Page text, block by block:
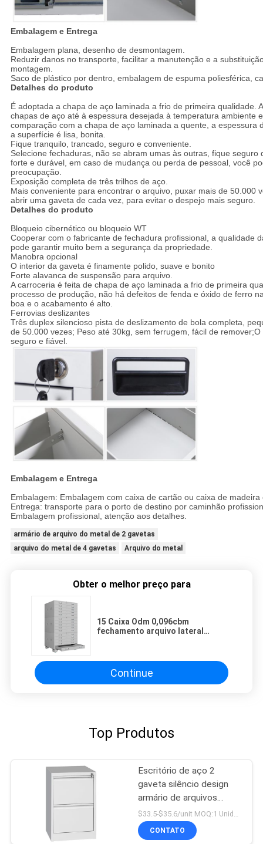
Embalagem e Entrega
Embalagem plana, desenho de desmontagem.
Reduzir danos no transporte, facilitar a manutenção e a
montagem.
Saco de plástico por dentro, embalagem de espuma poliesférica,
Detalhes do produto
É adoptada a chapa de aço laminada a frio de primeira qualidade.
chapas de aço até à espessura desejada à temperatura ambiente
comparação com a chapa de aço laminada a quente, a espessura
a superfície é lisa, bonita.
Fique tranquilo, trancado, seguro e conveniente.
Selecione fechaduras, não se abram umas às outras, fique
forte e durável, em caso de mudança ou perda de pessoal, você
preocupação.
Exposição completa de três trilhos de aço.
Mais conveniente para encontrar o arquivo, puxar mais de 50.000
abrir uma gaveta de cada vez, para evitar o despejo mais seguro.
Detalhes do produto
Bloqueio cibernético ou bloqueio WT
Cooperar com o fabricante de fechadura profissional, a qualidade
pode garantir muito bem a segurança da propriedade.
Manobra opcional
O interior da gaveta é finamente polido, suave e bonito
Forte alavanca de suspensão para arquivo.
A carroceria é feita de chapa de aço laminada a frio de primeira
processo de produção, não há defeitos de fenda e óxido de ferro
boa e o acabamento é alto.
Ferrovias deslizantes
Três duplex silencioso pista de deslizamento de bola completa,
de 50.000 vezes; Peso até 30kg, sem ferrugem, fácil de
seguro e fiável.
Embalagem e Entrega
Embalagem: Embalagem com caixa de cartão ou caixa de madeira
Entrega: transporte para o porto de destino por caminhão
Embalagem profissional, atenção aos detalhes.
armário de arquivo do metal de 2 gavetas
arquivo do metal de 4 gavetas
Arquivo do metal
Obter o melhor preço para
15 Caixa Odm 0,096cbm
fechamento arquivo lateral
Continue
Top Produtos
Escritório de aço 2
gaveta silêncio design
armário de arquivos
metálicos
$33.5-$35.6/unit MOQ:1 Unidade
CONTATO